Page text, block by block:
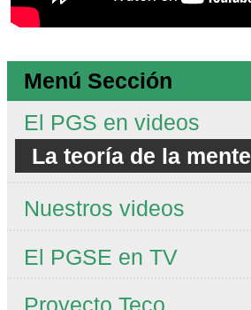
Menú Sección
El PGS en videos
La teoría de la mente
Nuestros videos
El PGSE en TV
Proyecto Teco